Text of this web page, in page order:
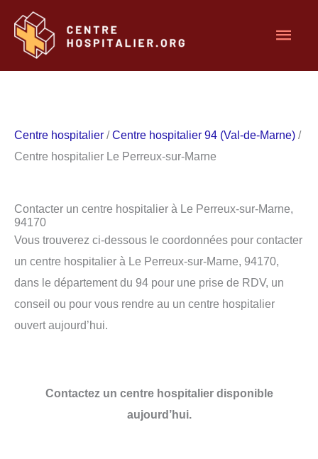
contenu
Centre hospitalier /Centre hospitalier 94 (Val-de-Marne) /
Centre hospitalier Le Perreux-sur-Marne
Contacter un centre hospitalier à Le Perreux-sur-Marne,
94170
Vous trouverez ci-dessous le coordonnées pour contacter
un centre hospitalier à Le Perreux-sur-Marne, 94170,
dans le département du 94 pour une prise de RDV, un
conseil ou pour vous rendre au un centre hospitalier
ouvert aujourd’hui.
Contactez un centre hospitalier disponible
aujourd’hui.